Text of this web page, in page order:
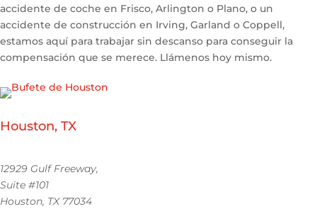
accidente de coche en Frisco, Arlington o Plano, o un
accidente de construcción en Irving, Garland o Coppell,
estamos aquí para trabajar sin descanso para conseguir la
compensación que se merece. Llámenos hoy mismo.
Houston, TX
12929 Gulf Freeway,
Suite #101
Houston, TX 77034